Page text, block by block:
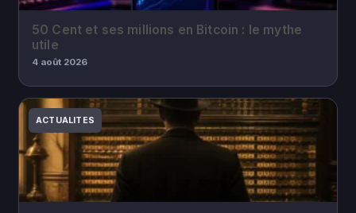
50 Cent et ses millions en Bitcoin : le mythe
utile
4 août 2026
ACTUALITES